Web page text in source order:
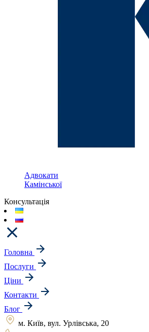
Адвокати
Камінської
Консультація
Головна
Послуги
Ціни
Контакти
Блог
м. Київ, вул. Урлівська, 20